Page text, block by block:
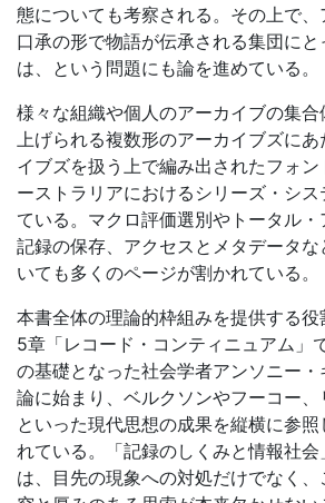
態についても考察される。その上で
口承の形で物語が伝承される集団にと
は、という問題にも論を進めている。
様々な組織や個人のアーカイブの集合
上げられる複数形のアーカイブズに
イブズを扱う上で編み出されたフォ
ーストラリアにおけるシリーズ・シ
ている。マクロ評価選別やトータル
記録の保存、アクセスとメタデータ
いても多くのページが割かれている。
本書全体の理論的枠組みを提供する
5章「レコード・コンティニュアム」
の基礎となった社会学者アンソニー
論に始まり、ベルクソンやフーコー
といった現代思想の成果を縦横に参
れている。「記録のしくみと情報社
は、目先の現象への対処だけでなく